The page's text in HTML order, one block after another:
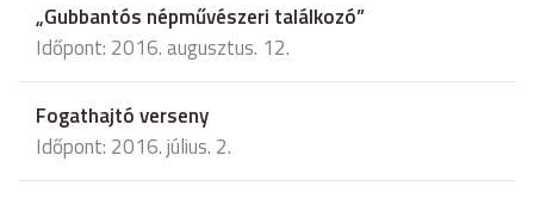
„Gubbantós népművészeri találkozó”
Időpont: 2016. augusztus. 12.
Fogathajtó verseny
Időpont: 2016. július. 2.